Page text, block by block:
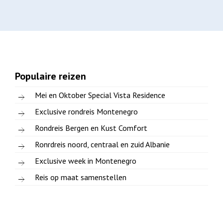
Populaire reizen
Mei en Oktober Special Vista Residence
Exclusive rondreis Montenegro
Rondreis Bergen en Kust Comfort
Ronrdreis noord, centraal en zuid Albanie
Exclusive week in Montenegro
Reis op maat samenstellen